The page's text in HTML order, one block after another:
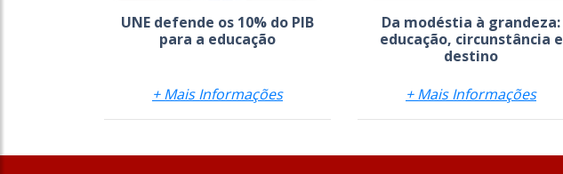
UNE defende os 10% do PIB
para a educação
+ Mais Informações
Da modéstia à grandeza:
educação, circunstância e
destino
+ Mais Informações